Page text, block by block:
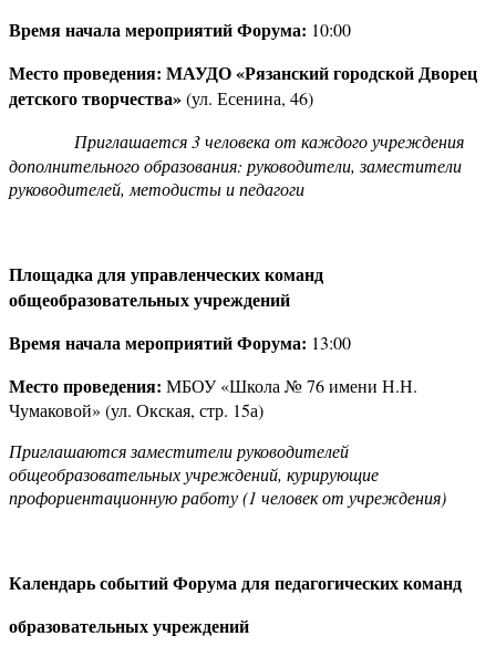
Время начала мероприятий Форума: 10:00
Место проведения: МАУДО «Рязанский городской Дворец
детского творчества»(ул. Есенина, 46)
Приглашается 3 человека от каждого учреждения
дополнительного образования: руководители, заместители
руководителей, методисты и педагоги
Площадка для управленческих команд
общеобразовательных учреждений
Время начала мероприятий Форума: 13:00
Место проведения: МБОУ «Школа № 76 имени Н.Н.
Чумаковой» (ул. Окская, стр. 15а)
Приглашаются заместители руководителей
общеобразовательных учреждений, курирующие
профориентационную работу (1 человек от учреждения)
Календарь событий Форума для педагогических команд
образовательных учреждений